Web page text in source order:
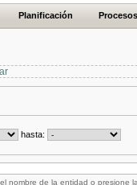
Planificación Procesos
hasta:
nombre de la entidad o presione